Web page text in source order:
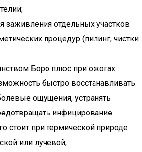
заживления отдельных участков
процедур (пилинг, чистки
Боро плюс при ожогах
быстро восстанавливать
ощущения, устранять
инфицирование.
стоит при термической природе
или лучевой;